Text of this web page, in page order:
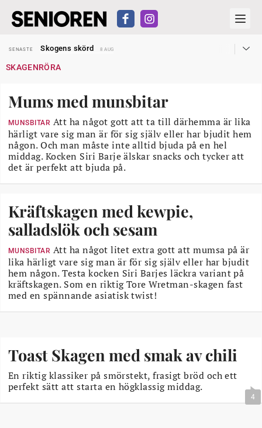
SENASTE
Skogens skörd
8 AUG
SENASTE
Reform för äldre kan bli slag i luften
SENASTE
Snart kan telefonförsäljning förbjudas i Sverige
SENASTE
Hyror rusar ifrån äldres bostadstillägg
SENASTE
Skogens skörd 8 AUG
SKAGENRÖRA
Mums med munsbitar
MUNSBITAR Att ha något gott att ta till därhemma är lika
härligt vare sig man är för sig själv eller har bjudit hem
någon. Och man måste inte alltid bjuda på en hel
middag. Kocken Siri Barje älskar snacks och tycker att
det är perfekt att bjuda på.
Kräftskagen med kewpie,
salladslök och sesam
MUNSBITAR Att ha något litet extra gott att mumsa på är
lika härligt vare sig man är för sig själv eller har bjudit
hem någon. Testa kocken Siri Barjes läckra variant på
kräftskagen. Som en riktig Tore Wretman-skagen fast
med en spännande asiatisk twist!
Toast Skagen med smak av chili
En riktig klassiker på smörstekt, frasigt bröd och ett
perfekt sätt att starta en högklassig middag.
4